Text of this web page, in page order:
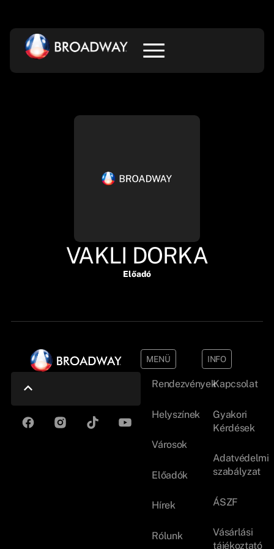
VAKLI DORKA
Előadó
MENÜ
Rendezvények
Helyszínek
Városok
Előadók
Hírek
Rólunk
INFO
Kapcsolat
Gyakori
Kérdések
Adatvédelmi
szabályzat
ÁSZF
Vásárlási
tájékoztató